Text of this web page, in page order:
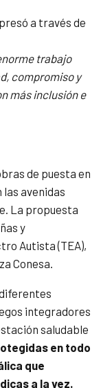
a través de
trabajo
compromiso y
más inclusión e
de puesta en
las avenidas
La propuesta
y
Autista (TEA),
Conesa.
integradores
saludable
en todo
que
a la vez.